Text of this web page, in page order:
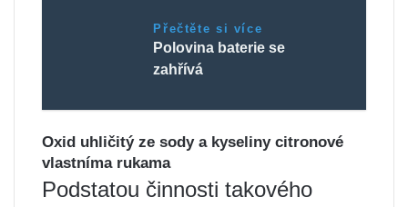
Přečtěte si více
Polovina baterie se
zahřívá
Oxid uhličitý ze sody a kyseliny citronové
vlastníma rukama
Podstatou činnosti takového